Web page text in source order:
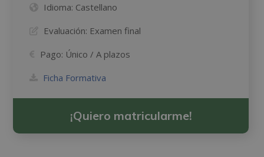
Idioma: Castellano
Evaluación: Examen final
Pago: Único / A plazos
Ficha Formativa
¡Quiero matricularme!